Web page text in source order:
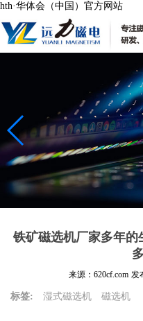
hth·华体会（中国）官方网站
铁矿磁选机厂家多年
来源：620cf.com 发
标签: 湿式磁选机 磁选机